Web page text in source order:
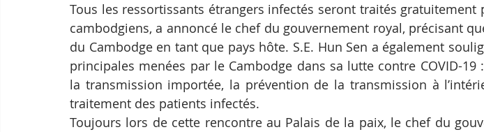
Tous les ressortissants étrangers infectés seront traités gratuitement
cambodgiens, a annoncé le chef du gouvernement royal, précisant
du Cambodge en tant que pays hôte. S.E. Hun Sen a également
principales menées par le Cambodge dans sa lutte contre COVID-
la transmission importée, la prévention de la transmission à
traitement des patients infectés.
Toujours lors de cette rencontre au Palais de la paix, le chef du